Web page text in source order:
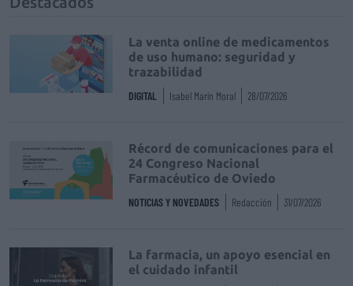
La venta online de medicamentos
de uso humano: seguridad y
trazabilidad
DIGITAL Isabel Marín Moral 28/07/2026
Récord de comunicaciones para el
24 Congreso Nacional
Farmacéutico de Oviedo
NOTICIAS Y NOVEDADES Redacción 31/07/2026
La farmacia, un apoyo esencial en
el cuidado infantil